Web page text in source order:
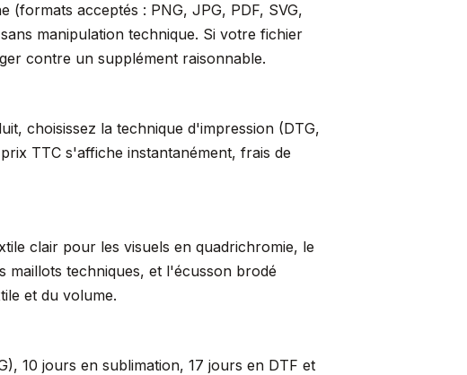
acceptés : PNG, JPG, PDF, SVG,
manipulation technique. Si votre fichier
contre un supplément raisonnable.
choisissez la technique d'impression (DTG,
TTC s'affiche instantanément, frais de
clair pour les visuels en quadrichromie, le
techniques, et l'écusson brodé
et du volume.
10 jours en sublimation, 17 jours en DTF et